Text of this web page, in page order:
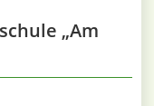
„Am